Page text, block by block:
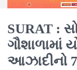
SURAT :
ગૌશાળામાં
આઝાદીનો